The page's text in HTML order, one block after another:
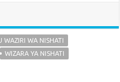
WAZIRI WA NISHATI
WIZARA YA NISHATI